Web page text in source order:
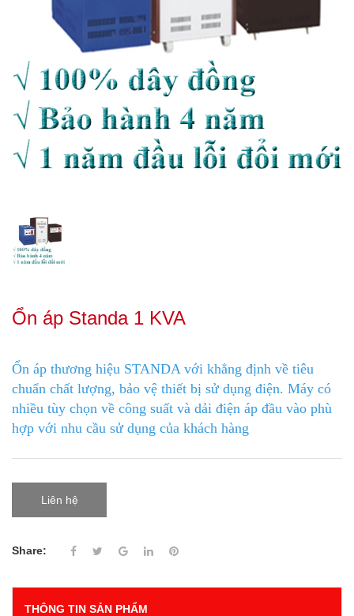
Ổn áp Standa 1 KVA
Ổn áp thương hiệu STANDA với khẳng định về tiêu
chuẩn chất lượng, bảo vệ thiết bị sử dụng điện. Máy có
nhiều tùy chọn về công suất và dải điện áp đầu vào phù
hợp với nhu cầu sử dụng của khách hàng
Liên hệ
Share:
THÔNG TIN SẢN PHẨM